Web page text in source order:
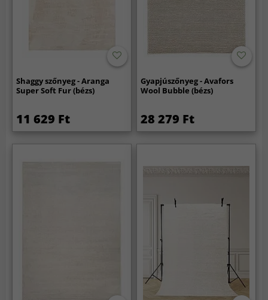
Shaggy szőnyeg - Aranga
Super Soft Fur (bézs)
11 629 Ft
Gyapjúszőnyeg - Avafors
Wool Bubble (bézs)
28 279 Ft